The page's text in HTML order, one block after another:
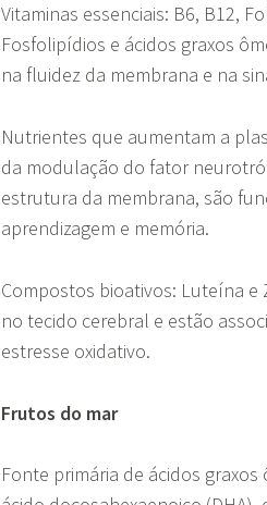
Vitaminas essenciais: B6, B12,
Fosfolipídios e ácidos graxos
na fluidez da membrana e na
Nutrientes que aumentam a
da modulação do fator
estrutura da membrana, são
aprendizagem e memória.
Compostos bioativos: Luteína
no tecido cerebral e estão
estresse oxidativo.
Frutos do mar
Fonte primária de ácidos